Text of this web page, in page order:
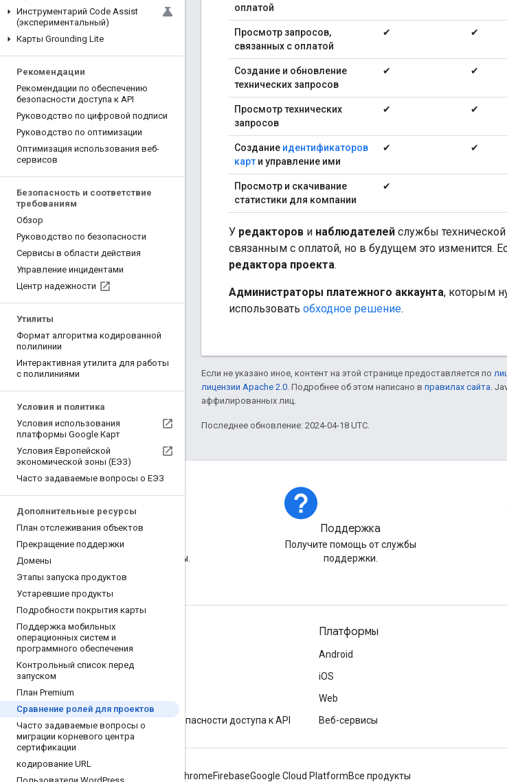
Инструментарий Code Assist
(экспериментальный)
Карты Grounding Lite
Рекомендации
Рекомендации по обеспечению
безопасности доступа к API
Руководство по цифровой подписи
Руководство по оптимизации
Оптимизация использования веб-
сервисов
Безопасность и соответствие
требованиям
Обзор
Руководство по безопасности
Сервисы в области действия
Управление инцидентами
Центр надежности
Утилиты
Формат алгоритма кодированной
полилинии
Интерактивная утилита для работы
с полилиниями
Условия и политика
Условия использования
платформы Google Карт
Условия Европейской
экономической зоны (ЕЭЗ)
Часто задаваемые вопросы о ЕЭЗ
Дополнительные ресурсы
План отслеживания объектов
Прекращение поддержки
Домены
Этапы запуска продуктов
Устаревшие продукты
Подробности покрытия карты
Поддержка мобильных
операционных систем и
программного обеспечения
Контрольный список перед
запуском
План Premium
Сравнение ролей для проектов
Часто задаваемые вопросы о
миграции корневого центра
сертификации
кодирование URL
оплатой
Просмотр запросов,
связанных с оплатой
✔ ✔
Создание и обновление
технических запросов
✔ ✔
Просмотр технических
запросов
✔ ✔
Создание идентификаторов
карт и управление ими
✔ ✔
Просмотр и скачивание
статистики для компании
✔
У редакторов и наблюдателей службы
связанным с оплатой, но в будущем это изменится.
редактора проекта.
Администраторы платежного аккаунта, которым
использовать обходное решение.
Если не указано иное, контент на этой странице предоставляется по
лицензии Apache 2.0 . Подробнее об этом написано в правилах сайта .
аффилированных лиц.
Последнее обновление: 2024-04-18 UTC.
Статус платформы
Узнайте об инцидентах и ​​
сбоях в работе платформы.
Поддержка
Получите помощь от службы
поддержки.
Подробнее
Часто задаваемые вопросы
Исследователь возможностей
Начало работы
Рекомендации по обеспечению безопасности доступа к API
Платформы
Android
iOS
Web
Веб-сервисы
ChromeFirebaseGoogle Cloud PlatformВсе продукты